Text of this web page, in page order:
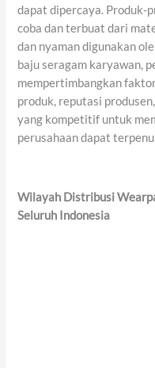
dapat dipercaya. Produk-
coba dan terbuat dari
dan nyaman digunakan
baju seragam karyawan,
mempertimbangkan
produk, reputasi
yang kompetitif untuk
perusahaan dapat
Wilayah Distribusi
Seluruh Indonesia